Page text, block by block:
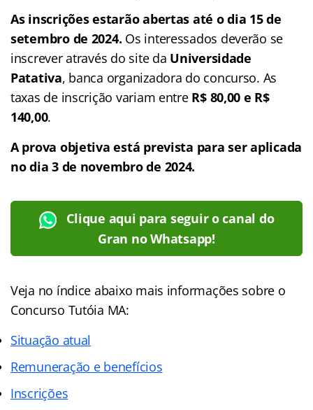
As inscrições estarão abertas até o dia 15 de
setembro de 2024. Os interessados deverão se
inscrever através do site da Universidade
Patativa, banca organizadora do concurso. As
taxas de inscrição variam entre R$ 80,00 e R$
140,00.
A prova objetiva está prevista para ser aplicada
no dia 3 de novembro de 2024.
Clique aqui para seguir o canal do
Gran no Whatsapp!
Veja no índice abaixo mais informações sobre o
Concurso Tutóia MA:
Situação atual
Remuneração e benefícios
Inscrições